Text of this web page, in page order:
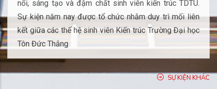
nổi, sáng tạo và đậm chất sinh viên kiến trúc TDTU.
Sự kiện năm nay được tổ chức nhằm duy trì mối liên
kết giữa các thế hệ sinh viên Kiến trúc Trường Đại học
Tôn Đức Thắng
SỰ KIỆN KHÁC